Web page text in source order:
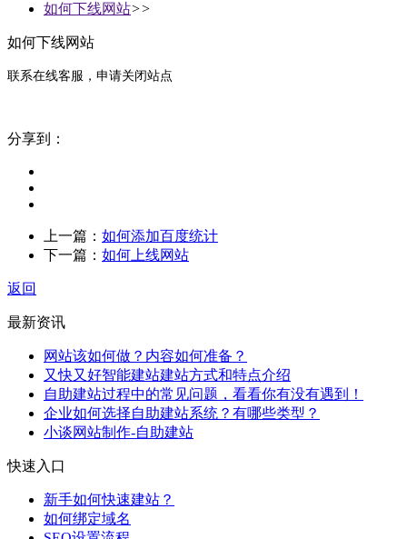
如何下线网站>>
如何下线网站
联系在线客服，申请关闭站点
分享到：
上一篇： 如何添加百度统计
下一篇： 如何上线网站
返回
最新资讯
网站该如何做？内容如何准备？
又快又好智能建站建站方式和特点介绍
自助建站过程中的常见问题，看看你有没有遇到！
企业如何选择自助建站系统？有哪些类型？
小谈网站制作-自助建站
快速入口
新手如何快速建站？
如何绑定域名